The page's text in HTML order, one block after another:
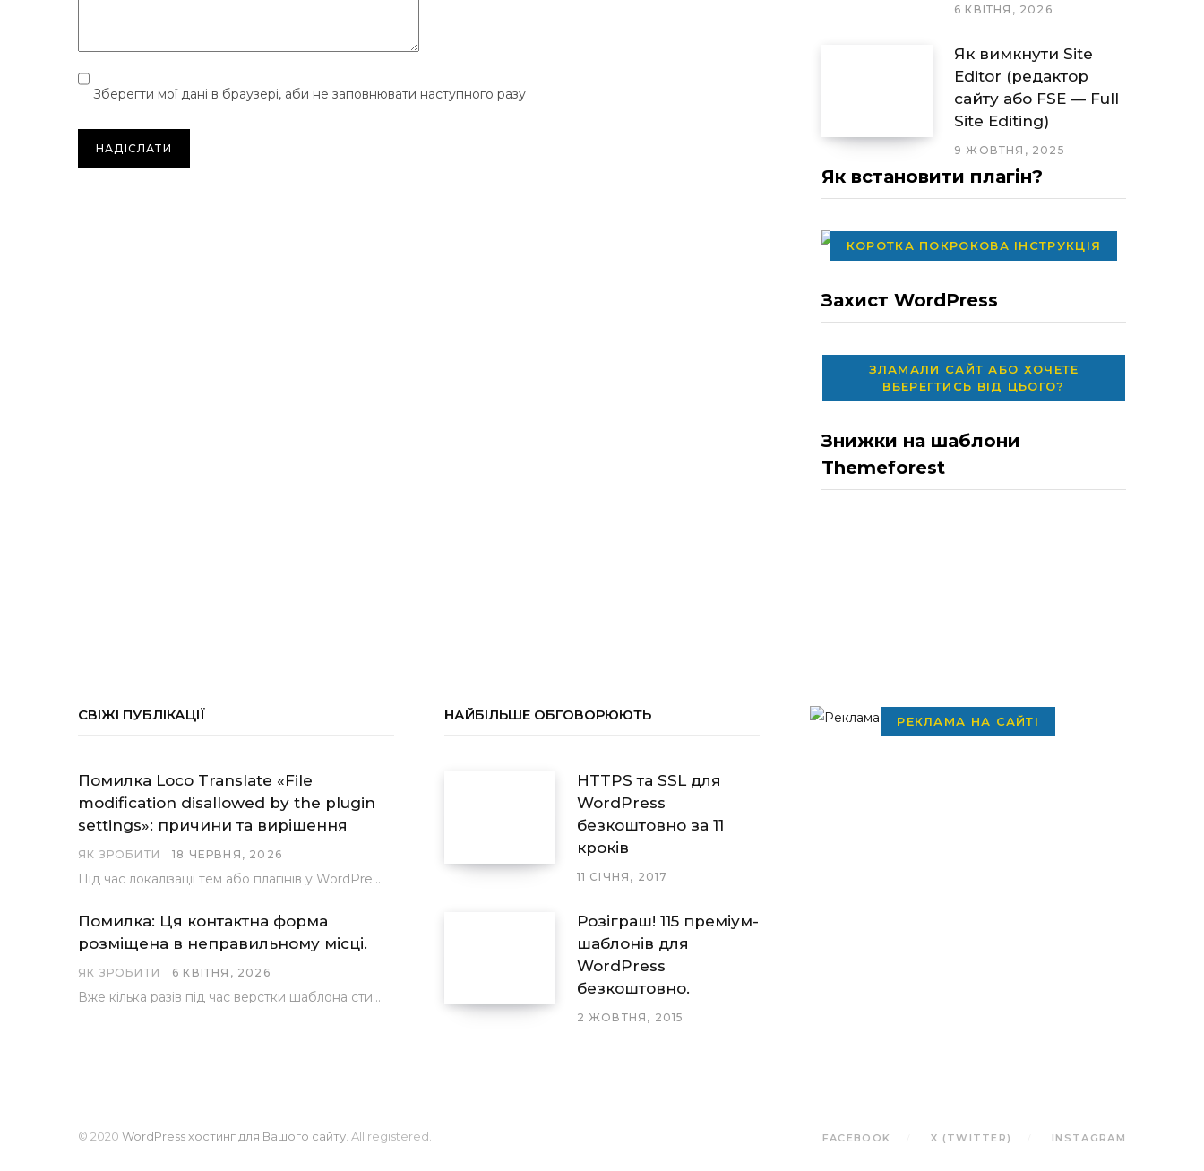
Зберегти мої дані в браузері, аби не заповнювати наступного разу
6 КВІТНЯ, 2026
Як вимкнути Site
Editor (редактор
сайту або FSE — Full
Site Editing)
9 ЖОВТНЯ, 2025
Як встановити плагін?
КОРОТКА ПОКРОКОВА ІНСТРУКЦІЯ
Захист WordPress
ЗЛАМАЛИ САЙТ АБО ХОЧЕТЕ
ВБЕРЕГТИСЬ ВІД ЦЬОГО?
Знижки на шаблони
Themeforest
СВІЖІ ПУБЛІКАЦІЇ
Помилка Loco Translate «File
modification disallowed by the plugin
settings»: причини та вирішення
ЯК ЗРОБИТИ 18 ЧЕРВНЯ, 2026
Під час локалізації тем або плагінів у WordPress за допомогою популярного інструменту Loco Translate розробники…
Помилка: Ця контактна форма
розміщена в неправильному місці.
ЯК ЗРОБИТИ 6 КВІТНЯ, 2026
Вже кілька разів під час верстки шаблона стикалися з проблемою, коли замість контактної форми, згенерованої…
НАЙБІЛЬШЕ ОБГОВОРЮЮТЬ
HTTPS та SSL для
WordPress
безкоштовно за 11
кроків
11 СІЧНЯ, 2017
Розіграш! 115 преміум-
шаблонів для
WordPress
безкоштовно.
2 ЖОВТНЯ, 2015
РЕКЛАМА НА САЙТІ
© 2020 WordPress хостинг для Вашого сайту . All registered. FACEBOOK X (TWITTER) INSTAGRAM